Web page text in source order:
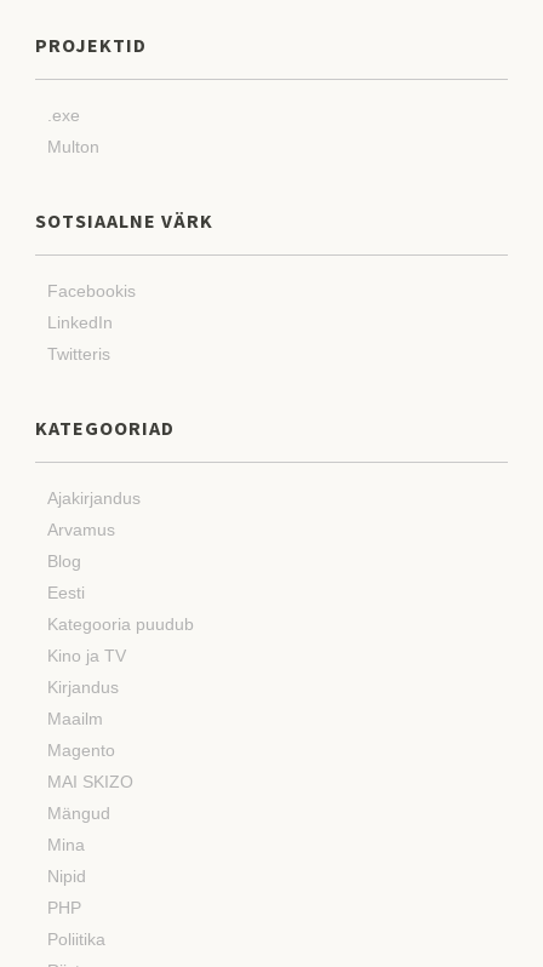
PROJEKTID
.exe
Multon
SOTSIAALNE VÄRK
Facebookis
LinkedIn
Twitteris
KATEGOORIAD
Ajakirjandus
Arvamus
Blog
Eesti
Kategooria puudub
Kino ja TV
Kirjandus
Maailm
Magento
MAI SKIZO
Mängud
Mina
Nipid
PHP
Poliitika